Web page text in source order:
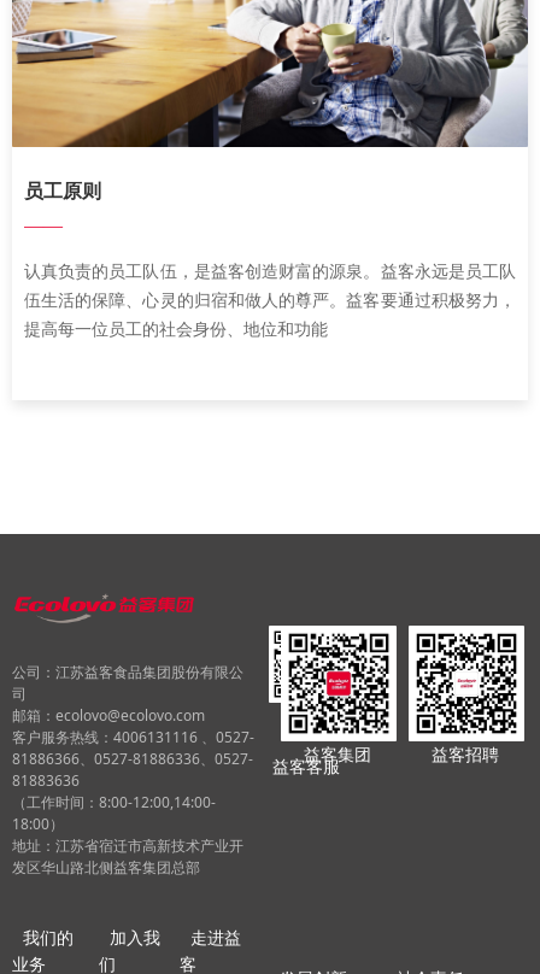
员工原则
——
认真负责的员工队伍，是益客创造财富的源泉。益客永远是员工队
伍生活的保障、心灵的归宿和做人的尊严。益客要通过积极努力，
提高每一位员工的社会身份、地位和功能
我们的
业务
加入我
们
走进益
客
公司：江苏益客食品集团股份有限公
司
邮箱：ecolovo@ecolovo.com
客户服务热线：4006131116 、0527-
81886366、0527-81886336、0527-
81883636
（工作时间：8:00-12:00,14:00-
18:00）
地址：江苏省宿迁市高新技术产业开
发区华山路北侧益客集团总部
益客集团 益客招聘
益客客服